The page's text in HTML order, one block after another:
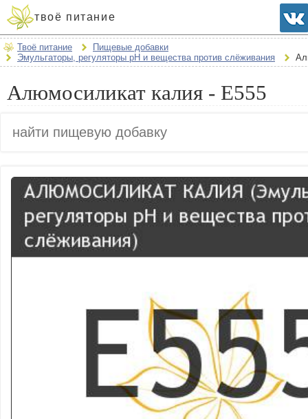
твоё питание
Твоё питание
Пищевые добавки
Эмульгаторы, регуляторы рН и вещества против слёживания
Алюмосиликат калия - E555